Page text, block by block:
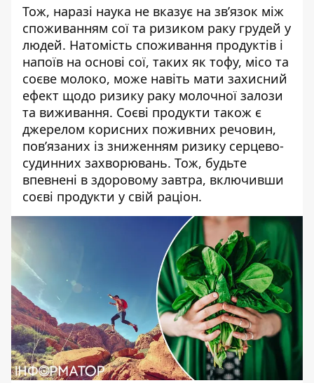
Тож, наразі наука не вказує на зв’язок між
споживанням сої та ризиком раку грудей у
людей. Натомість споживання продуктів і
напоїв на основі сої, таких як тофу, місо та
соєве молоко, може навіть мати захисний
ефект щодо ризику раку молочної залози
та виживання. Соєві продукти також є
джерелом корисних поживних речовин,
пов’язаних із зниженням ризику серцево-
судинних захворювань. Тож, будьте
впевнені в здоровому завтра, включивши
соєві продукти у свій раціон.